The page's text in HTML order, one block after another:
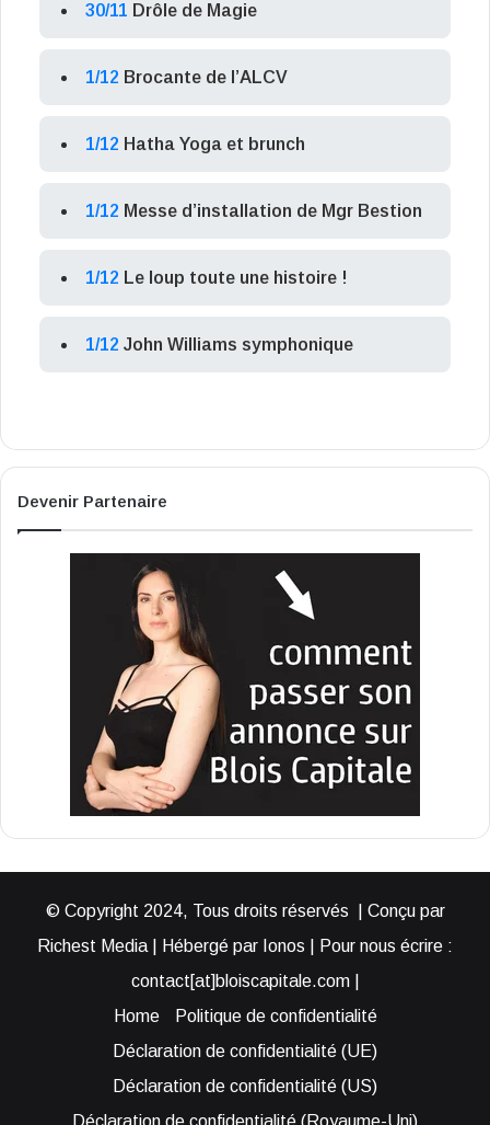
30/11 Drôle de Magie
1/12 Brocante de l’ALCV
1/12 Hatha Yoga et brunch
1/12 Messe d’installation de Mgr Bestion
1/12 Le loup toute une histoire !
1/12 John Williams symphonique
Devenir Partenaire
© Copyright 2024, Tous droits réservés | Conçu par
Richest Media | Hébergé par Ionos | Pour nous écrire :
contact[at]bloiscapitale.com |
Home
Politique de confidentialité
Déclaration de confidentialité (UE)
Déclaration de confidentialité (US)
Déclaration de confidentialité (Royaume-Uni)